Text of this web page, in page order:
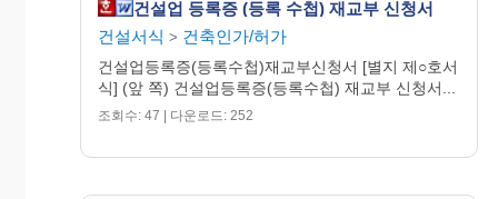
신 청 인
건설업 등록증 (등록 수첩) 재교부 신청서
건설서식 > 건축인가/허가
건설업등록증(등록수첩)재교부신청서 [별지 제○호서
식] (앞 쪽) 건설업등록증(등록수첩) 재교부 신청서...
조회수: 47 | 다운로드: 252